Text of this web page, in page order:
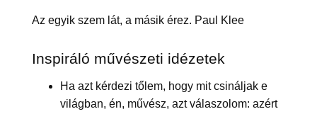
Az egyik szem lát, a másik érez. Paul Klee
Inspiráló művészeti idézetek
Ha azt kérdezi tőlem, hogy mit csináljak e
világban, én, művész, azt válaszolom: azért